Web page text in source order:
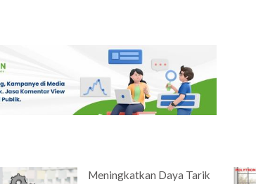
Meningkatkan Daya Tarik